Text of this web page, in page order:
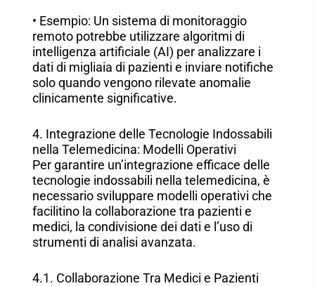
• Esempio: Un sistema di monitoraggio
remoto potrebbe utilizzare algoritmi di
intelligenza artificiale (AI) per analizzare i
dati di migliaia di pazienti e inviare notifiche
solo quando vengono rilevate anomalie
clinicamente significative.
4. Integrazione delle Tecnologie Indossabili
nella Telemedicina: Modelli Operativi
Per garantire un’integrazione efficace delle
tecnologie indossabili nella telemedicina, è
necessario sviluppare modelli operativi che
facilitino la collaborazione tra pazienti e
medici, la condivisione dei dati e l’uso di
strumenti di analisi avanzata.
4.1. Collaborazione Tra Medici e Pazienti